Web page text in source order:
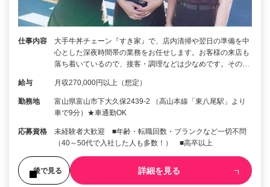
仕事内容
大手牛丼チェーン『すき家』で、店内清掃や翌日の準備を中
心とした深夜時間帯の業務をお任せします。お客様の来店も
落ち着いているので、接客・調理などは少なめです。その…
給与 月収270,000円以上（想定）
勤務地
富山県富山市下大久保2439-2 （高山本線「東八尾駅」より
車で9分）★車通勤OK
応募資格
未経験者大歓迎 ■年齢・転職回数・ブランクなど一切不問
（40～50代で入社した人も多数！） ■高卒以上
後で見る 詳細を見る